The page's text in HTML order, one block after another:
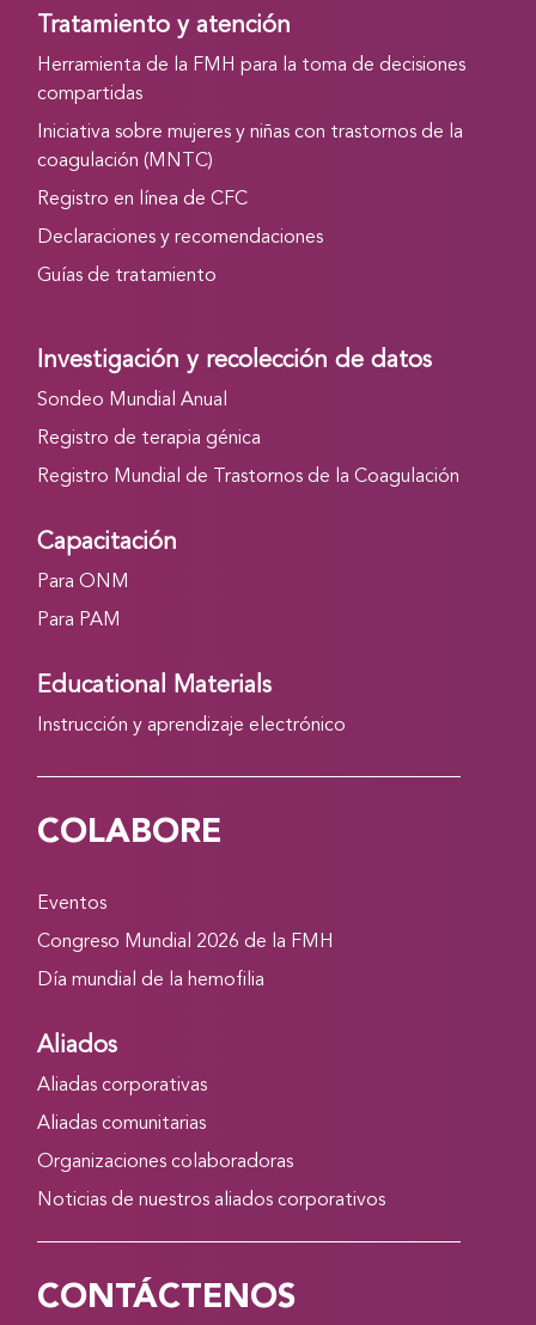
Tratamiento y atención
Herramienta de la FMH para la toma de decisiones
compartidas
Iniciativa sobre mujeres y niñas con trastornos de la
coagulación (MNTC)
Registro en línea de CFC
Declaraciones y recomendaciones
Guías de tratamiento
Investigación y recolección de datos
Sondeo Mundial Anual
Registro de terapia génica
Registro Mundial de Trastornos de la Coagulación
Capacitación
Para ONM
Para PAM
Educational Materials
Instrucción y aprendizaje electrónico
COLABORE
Eventos
Congreso Mundial 2026 de la FMH
Día mundial de la hemofilia
Aliados
Aliadas corporativas
Aliadas comunitarias
Organizaciones colaboradoras
Noticias de nuestros aliados corporativos
CONTÁCTENOS